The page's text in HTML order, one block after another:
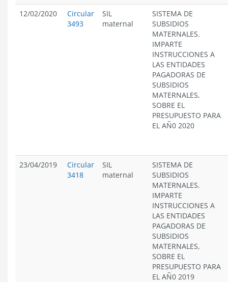
12/02/2020
Circular
3493
SIL
maternal
SISTEMA DE
SUBSIDIOS
MATERNALES.
IMPARTE
INSTRUCCIONES A
LAS ENTIDADES
PAGADORAS DE
SUBSIDIOS
MATERNALES,
SOBRE EL
PRESUPUESTO PARA
EL AÑ0 2020
23/04/2019
Circular
3418
SIL
maternal
SISTEMA DE
SUBSIDIOS
MATERNALES.
IMPARTE
INSTRUCCIONES A
LAS ENTIDADES
PAGADORAS DE
SUBSIDIOS
MATERNALES,
SOBRE EL
PRESUPUESTO PARA
EL AÑ0 2019